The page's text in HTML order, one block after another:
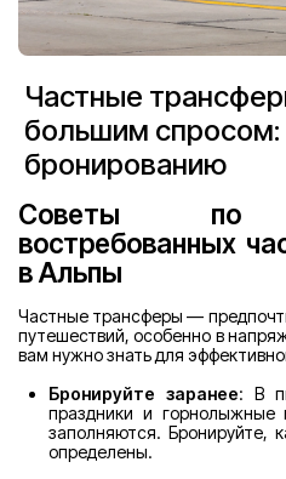
Частные
большим спросом:
бронированию
Советы по
востребованных
в Альпы
Частные трансферы —
путешествий, особенно в
вам нужно знать для
Бронируйте заранее: В
праздники и горнолыжные
заполняются. Бронируйте,
определены.